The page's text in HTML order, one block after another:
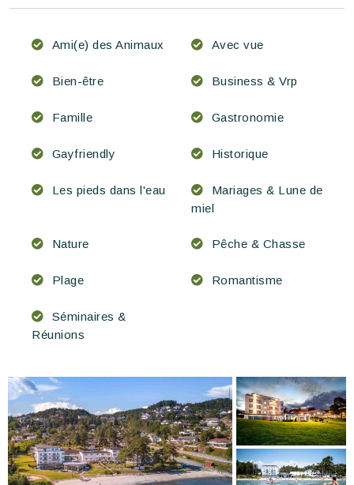
Ami(e) des Animaux Avec vue
Bien-être Business & Vrp
Famille Gastronomie
Gayfriendly Historique
Les pieds dans l'eau
Mariages & Lune de
miel
Nature Pêche & Chasse
Plage Romantisme
Séminaires &
Réunions